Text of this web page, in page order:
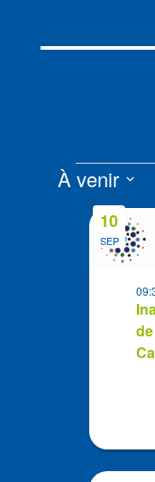
À venir
Sélectionnez
List
events
SEP
10